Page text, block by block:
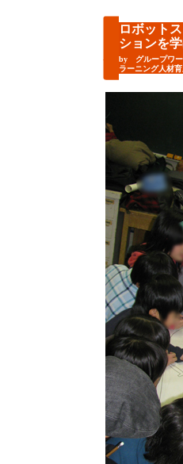
ロボット
ションを
by グループワー
ラーニング人材育